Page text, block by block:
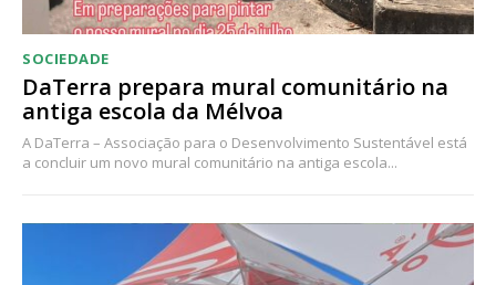
SOCIEDADE
DaTerra prepara mural comunitário na
antiga escola da Mélvoa
A DaTerra – Associação para o Desenvolvimento Sustentável está
a concluir um novo mural comunitário na antiga escola...